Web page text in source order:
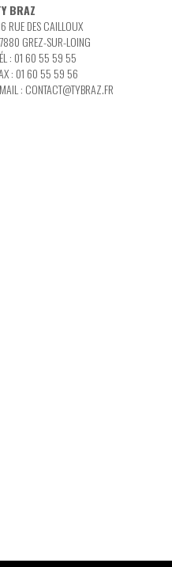
BRAZ
RUE DES CAILLOUX
GREZ-SUR-LOING
: 01 60 55 59 55
: 01 60 55 59 56
: CONTACT@TYBRAZ.FR